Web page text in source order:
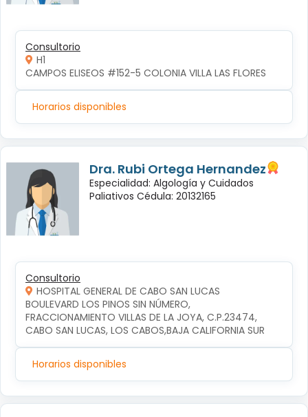
Consultorio
H1
CAMPOS ELISEOS #152-5 COLONIA VILLA LAS FLORES
Horarios disponibles
Dra. Rubi Ortega Hernandez
Especialidad: Algología y Cuidados
Paliativos Cédula: 20132165
Consultorio
HOSPITAL GENERAL DE CABO SAN LUCAS
BOULEVARD LOS PINOS SIN NÚMERO,
FRACCIONAMIENTO VILLAS DE LA JOYA, C.P.23474,
CABO SAN LUCAS, LOS CABOS,BAJA CALIFORNIA SUR
Horarios disponibles